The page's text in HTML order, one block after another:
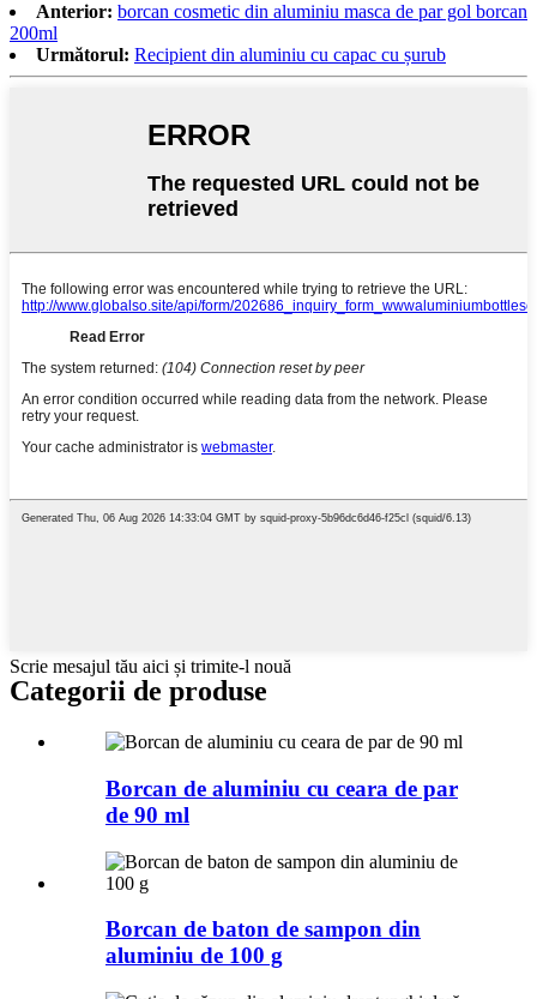
Anterior: borcan cosmetic din aluminiu masca de par gol borcan
200ml
Următorul: Recipient din aluminiu cu capac cu șurub
Scrie mesajul tău aici și trimite-l nouă
Categorii de produse
Borcan de aluminiu cu ceara de par
de 90 ml
Borcan de baton de sampon din
aluminiu de 100 g